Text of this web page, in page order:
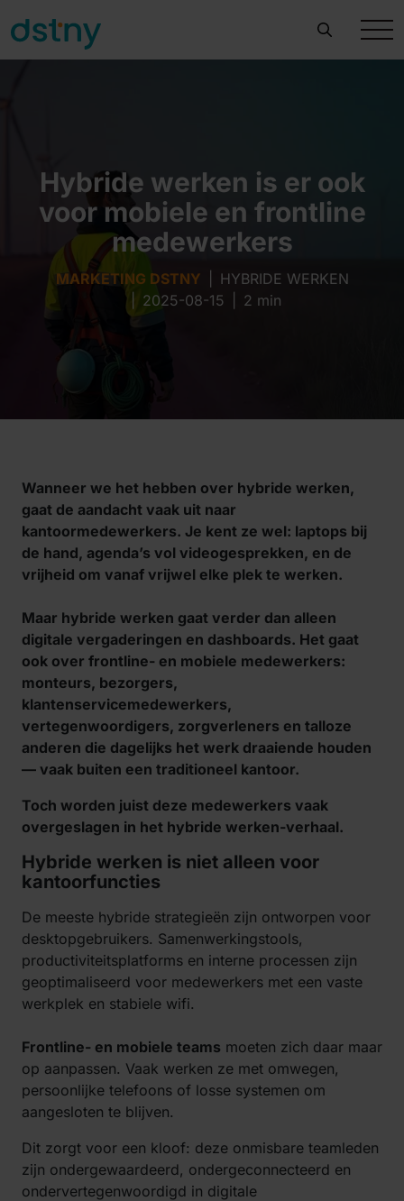
Hybride werken is er ook
voor mobiele en frontline
medewerkers
MARKETING DSTNY
HYBRIDE WERKEN
2025-08-15 2 min
Wanneer we het hebben over hybride werken,
gaat de aandacht vaak uit naar
kantoormedewerkers. Je kent ze wel: laptops bij
de hand, agenda’s vol videogesprekken, en de
vrijheid om vanaf vrijwel elke plek te werken.
Maar hybride werken gaat verder dan alleen
digitale vergaderingen en dashboards. Het gaat
ook over frontline- en mobiele medewerkers:
monteurs, bezorgers,
klantenservicemedewerkers,
vertegenwoordigers, zorgverleners en talloze
anderen die dagelijks het werk draaiende houden
— vaak buiten een traditioneel kantoor.
Toch worden juist deze medewerkers vaak
overgeslagen in het hybride werken-verhaal.
Hybride werken is niet alleen voor
kantoorfuncties
De meeste hybride strategieën zijn ontworpen voor
desktopgebruikers. Samenwerkingstools,
productiviteitsplatforms en interne processen zijn
geoptimaliseerd voor medewerkers met een vaste
werkplek en stabiele wifi.
Frontline- en mobiele teams moeten zich daar maar
op aanpassen. Vaak werken ze met omwegen,
persoonlijke telefoons of losse systemen om
aangesloten te blijven.
Dit zorgt voor een kloof: deze onmisbare teamleden
zijn ondergewaardeerd, ondergeconnecteerd en
ondervertegenwoordigd in digitale